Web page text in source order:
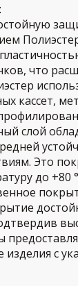
что
кассет,
слой
Это
до +80
изделия с